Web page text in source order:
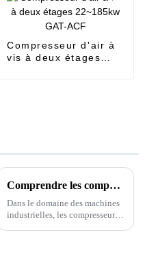
Compresseur d'air à
vis à deux étages
Comprendre les compresseurs à vis à injection d'huile : fonctionnalité et objectif
Dans le domaine des machines
industrielles, les compresseurs